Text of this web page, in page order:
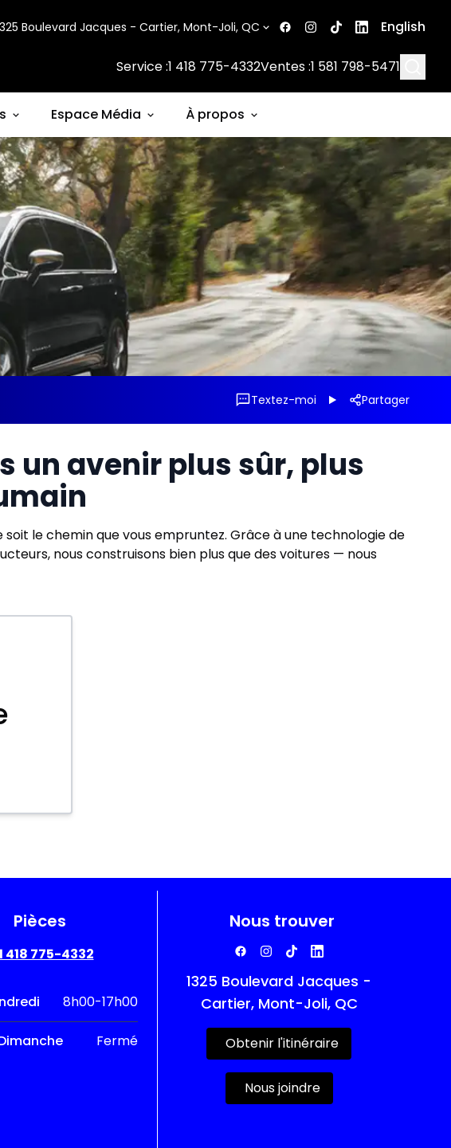
Boulevard Jacques - Cartier, Mont-Joli, QC English
Service :1 418 775-4332Ventes :1 581 798-5471
Espace Média À propos
Textez-moi Partager
un avenir plus sûr, plus
le chemin que vous empruntez. Grâce à une technologie de
nous construisons bien plus que des voitures — nous
Pièces
418 775-4332
8h00-17h00
Fermé
Nous trouver
1325 Boulevard Jacques -
Cartier, Mont-Joli, QC
Obtenir l'itinéraire
Nous joindre